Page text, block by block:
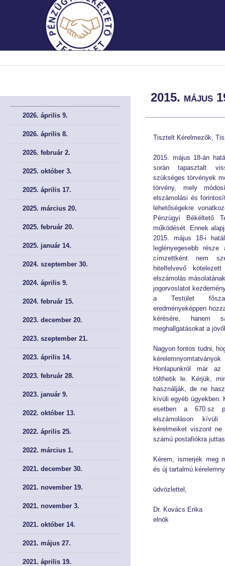
BEMUTATKOZÁS
A Testületről röviden
A Testület története
Müködési Rendünk
Éves Jelentéseink
Testület
Hivatal
Közös jogszabályok
Pénzpiac
Biztosítás
Pénztár
NYOMTATVÁNYOK
BEMUTATKOZÁS
A Testületről röviden
A Testület története
Müködési Rendünk
Éves Jelentéseink
Testület
Hivatal
Közös jogszabályok
Pénzpiac
Biztosítás
Pénztár
NYOMTATVÁNYOK
2026. április 9.
2026. április 8.
2026. február 2.
2025. október 3.
2025. április 17.
2025. március 20.
2025. február 20.
2025. január 14.
2024. szeptember 30.
2024. április 9.
2024. február 15.
2023. december 20.
2023. szeptember 21.
2023. április 14.
2023. február 28.
2023. január 9.
2022. október 13.
2022. április 25.
2022. március 1.
2021. december 30.
2021. november 19.
2021. november 3.
2021. október 14.
2021. május 27.
2021. április 19.
2015. május
Tisztelt Kérelmezők,
2015. május 18-án
során tapasztalt
szükséges törvények
törvény, mely
elszámolási és
lehetőségekre
Pénzügyi Békéltető
működését. Ennek
2015. május 18-i
leglényegesebb
címzettként nem
hitelfelvevő
elszámolás
jogorvoslatot
a Testület
eredményeképpen
kérésére, hanem
meghallgatásokat a
Nagyon fontos tudni,
Honlapunkról már
tölthetik le. Kérjük,
használják, de ne
kívüli egyéb ügyekben.
esetben a 670.sz
elszámoláson
kérelmeiket viszont
számú postafiókra
Kérem, ismerjék meg
és új tartalmú
üdvözlettel,
Dr. Kovács Erika
elnök